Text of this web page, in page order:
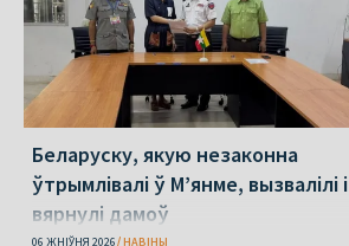
Беларуску, якую незаконна
ўтрымлівалі ў М’янме, вызвалілі і
вярнулі дамоў
06 ЖНІЎНЯ 2026 НАВІНЫ